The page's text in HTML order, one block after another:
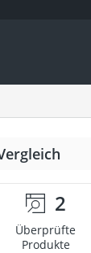
2
Überprüfte
Produkte